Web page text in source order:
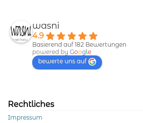
wasni
4.9
Basierend auf 182 Bewertungen
powered by Goog le
bewerte uns auf
Rechtliches
Impressum